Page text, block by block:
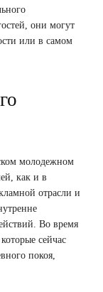
они могут
или в самом
молодежном
как и в
отрасли и
Во время
сейчас
покоя,